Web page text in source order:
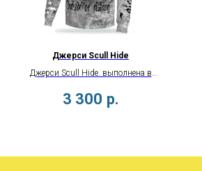
Джерси Scull Hide
Джерси Scull Hide. выполнена в
камуфляже Hidefish с крутыми
3 300 р.